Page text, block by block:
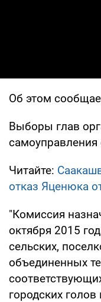
Об этом
Выборы глав
самоуправления
Читайте:
отказ Яценюка
"Комиссия
октября 2015
сельских,
объединенных
городских